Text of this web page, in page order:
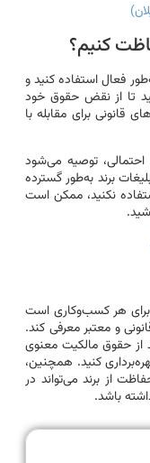
کنیم؟
فعال استفاده کنید و
تا از نقض حقوق خود
برای مقابله با
توصیه می‌شود
برند به‌طور گسترده
نکنید، ممکن است
برای هر کسب‌وکاری است
و معتبر معرفی کند.
از حقوق مالکیت معنوی
کنید. همچنین،
از برند می‌تواند در
باشد.